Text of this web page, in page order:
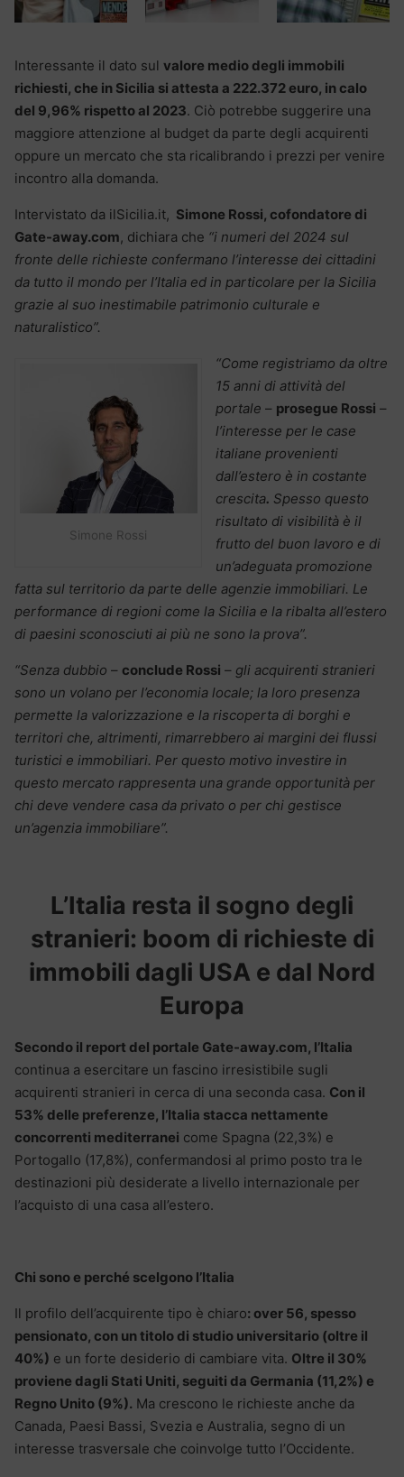
Interessante il dato sul valore medio degli immobili
richiesti, che in Sicilia si attesta a 222.372 euro, in calo
del 9,96% rispetto al 2023. Ciò potrebbe suggerire una
maggiore attenzione al budget da parte degli acquirenti
oppure un mercato che sta ricalibrando i prezzi per venire
incontro alla domanda.
Intervistato da ilSicilia.it, Simone Rossi, cofondatore di
Gate-away.com, dichiara che “i numeri del 2024 sul
fronte delle richieste confermano l’interesse dei cittadini
da tutto il mondo per l’Italia ed in particolare per la Sicilia
grazie al suo inestimabile patrimonio culturale e
naturalistico”.
Simone Rossi
“Come registriamo da oltre
15 anni di attività del
portale – prosegue Rossi –
l’interesse per le case
italiane provenienti
dall’estero è in costante
crescita. Spesso questo
risultato di visibilità è il
frutto del buon lavoro e di
un’adeguata promozione
fatta sul territorio da parte delle agenzie immobiliari. Le
performance di regioni come la Sicilia e la ribalta all’estero
di paesini sconosciuti ai più ne sono la prova”.
“Senza dubbio – conclude Rossi – gli acquirenti stranieri
sono un volano per l’economia locale; la loro presenza
permette la valorizzazione e la riscoperta di borghi e
territori che, altrimenti, rimarrebbero ai margini dei flussi
turistici e immobiliari. Per questo motivo investire in
questo mercato rappresenta una grande opportunità per
chi deve vendere casa da privato o per chi gestisce
un’agenzia immobiliare”.
L’Italia resta il sogno degli
stranieri: boom di richieste di
immobili dagli USA e dal Nord
Europa
Secondo il report del portale Gate-away.com, l’Italia
continua a esercitare un fascino irresistibile sugli
acquirenti stranieri in cerca di una seconda casa. Con il
53% delle preferenze, l’Italia stacca nettamente
concorrenti mediterranei come Spagna (22,3%) e
Portogallo (17,8%), confermandosi al primo posto tra le
destinazioni più desiderate a livello internazionale per
l’acquisto di una casa all’estero.
Chi sono e perché scelgono l’Italia
Il profilo dell’acquirente tipo è chiaro: over 56, spesso
pensionato, con un titolo di studio universitario (oltre il
40%) e un forte desiderio di cambiare vita. Oltre il 30%
proviene dagli Stati Uniti, seguiti da Germania (11,2%) e
Regno Unito (9%). Ma crescono le richieste anche da
Canada, Paesi Bassi, Svezia e Australia, segno di un
interesse trasversale che coinvolge tutto l’Occidente.